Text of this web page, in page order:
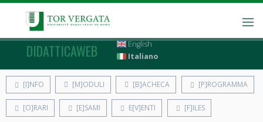
DIDATTICAWEB
English
Italiano
[I]NFO [M]ODULI [B]ACHECA [P]ROGRAMMA
[O]RARI [E]SAMI E[V]ENTI [F]ILES